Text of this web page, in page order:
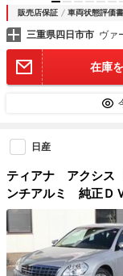
販売店保証 車両状態評価書
三重県四日市市 ヴァ
在庫
日産
ティアナ アクシス
ンチアルミ 純正Ｄ
Ｃ スマートキー
ト 助手席オットマ